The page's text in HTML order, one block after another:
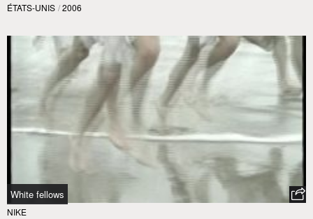
ÉTATS-UNIS / 2006
White fellows
NIKE